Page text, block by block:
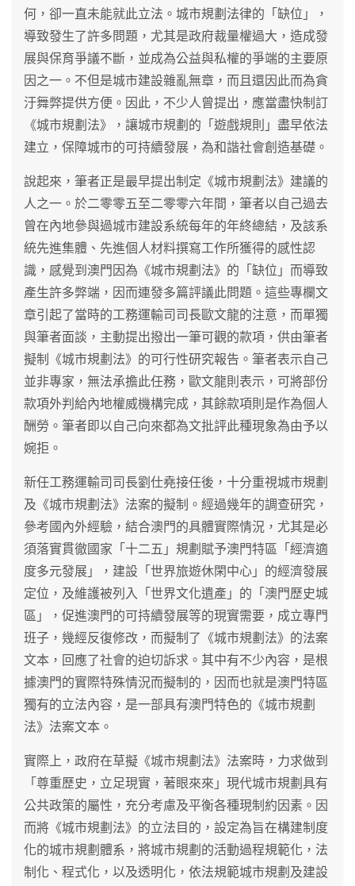
何，卻一直未能就此立法。城市規劃法律的「缺位」，
導致發生了許多問題，尤其是政府裁量權過大，造成發
展與保育爭議不斷，並成為公益與私權的爭端的主要原
因之一。不但是城市建設雜亂無章，而且還因此而為貪
汙舞弊提供方便。因此，不少人曾提出，應當盡快制訂
《城市規劃法》，讓城市規劃的「遊戲規則」盡早依法
建立，保障城市的可持續發展，為和諧社會創造基礎。
說起來，筆者正是最早提出制定《城市規劃法》建議的
人之一。於二零零五至二零零六年間，筆者以自己過去
曾在內地參與過城市建設系統每年的年終總結，及該系
統先進集體、先進個人材料撰寫工作所獲得的感性認
識，感覺到澳門因為《城市規劃法》的「缺位」而導致
產生許多弊端，因而連發多篇評議此問題。這些專欄文
章引起了當時的工務運輸司司長歐文龍的注意，而單獨
與筆者面談，主動提出撥出一筆可觀的款項，供由筆者
擬制《城市規劃法》的可行性研究報告。筆者表示自己
並非專家，無法承擔此任務，歐文龍則表示，可將部份
款項外判給內地權威機構完成，其餘款項則是作為個人
酬勞。筆者即以自己向來都為文批評此種現象為由予以
婉拒。
新任工務運輸司司長劉仕堯接任後，十分重視城市規劃
及《城市規劃法》法案的擬制。經過幾年的調查研究，
參考國內外經驗，結合澳門的具體實際情況，尤其是必
須落實貫徹國家「十二五」規劃賦予澳門特區「經濟適
度多元發展」，建設「世界旅遊休閑中心」的經濟發展
定位，及維護被列入「世界文化遺產」的「澳門歷史城
區」，促進澳門的可持續發展等的現實需要，成立專門
班子，幾經反復修改，而擬制了《城市規劃法》的法案
文本，回應了社會的迫切訴求。其中有不少內容，是根
據澳門的實際特殊情況而擬制的，因而也就是澳門特區
獨有的立法內容，是一部具有澳門特色的《城市規劃
法》法案文本。
實際上，政府在草擬《城市規劃法》法案時，力求做到
「尊重歷史，立足現實，著眼來來」現代城市規劃具有
公共政策的屬性，充分考慮及平衡各種現制約因素。因
而將《城市規劃法》的立法目的，設定為旨在構建制度
化的城市規劃體系，將城市規劃的活動過程規範化，法
制化、程式化，以及透明化，依法規範城市規劃及建設